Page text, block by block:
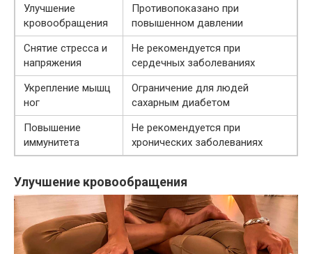
Улучшение
кровообращения
Противопоказано при
повышенном давлении
Снятие стресса и
напряжения
Не рекомендуется при
сердечных заболеваниях
Укрепление мышц
ног
Ограничение для людей
сахарным диабетом
Повышение
иммунитета
Не рекомендуется при
хронических заболеваниях
Улучшение кровообращения